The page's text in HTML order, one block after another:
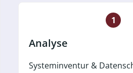
1
Analyse
Systeminventur &